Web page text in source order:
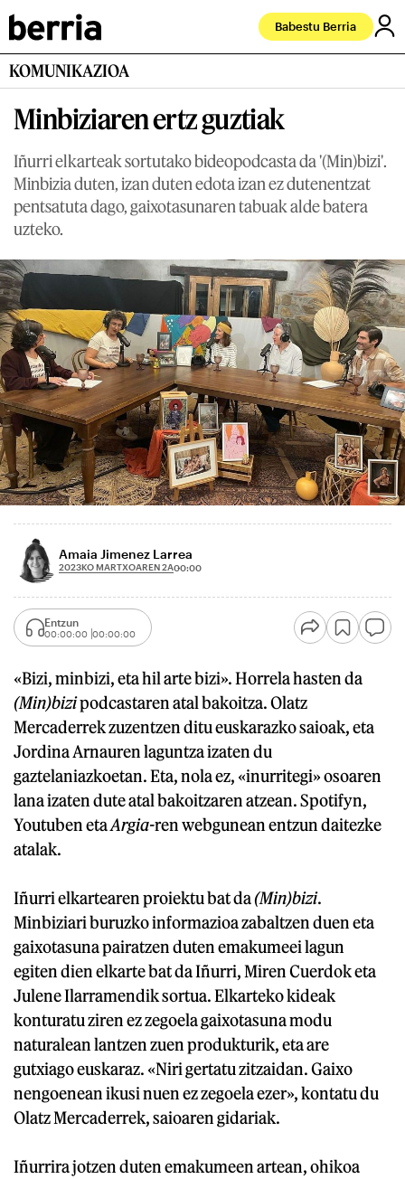
Babestu Berria
KOMUNIKAZIOA
Minbiziaren ertz guztiak
Iñurri elkarteak sortutako bideopodcasta da '(Min)bizi'.
Minbizia duten, izan duten edota izan ez dutenentzat
pentsatuta dago, gaixotasunaren tabuak alde batera
uzteko.
Amaia Jimenez Larrea
2023KO MARTXOAREN 2A00:00
Entzun
00:00:00 00:00:00
«Bizi, minbizi, eta hil arte bizi». Horrela hasten da
(Min)bizipodcastaren atal bakoitza. Olatz
Mercaderrek zuzentzen ditu euskarazko saioak, eta
Jordina Arnauren laguntza izaten du
gaztelaniazkoetan. Eta, nola ez, «inurritegi» osoaren
lana izaten dute atal bakoitzaren atzean. Spotifyn,
Youtuben etaArgia-ren webgunean entzun daitezke
atalak.
Iñurri elkartearen proiektu bat da(Min)bizi.
Minbiziari buruzko informazioa zabaltzen duen eta
gaixotasuna pairatzen duten emakumeei lagun
egiten dien elkarte bat da Iñurri, Miren Cuerdok eta
Julene Ilarramendik sortua. Elkarteko kideak
konturatu ziren ez zegoela gaixotasuna modu
naturalean lantzen zuen produkturik, eta are
gutxiago euskaraz. «Niri gertatu zitzaidan. Gaixo
nengoenean ikusi nuen ez zegoela ezer», kontatu du
Olatz Mercaderrek, saioaren gidariak.
Iñurrira jotzen duten emakumeen artean, ohikoa